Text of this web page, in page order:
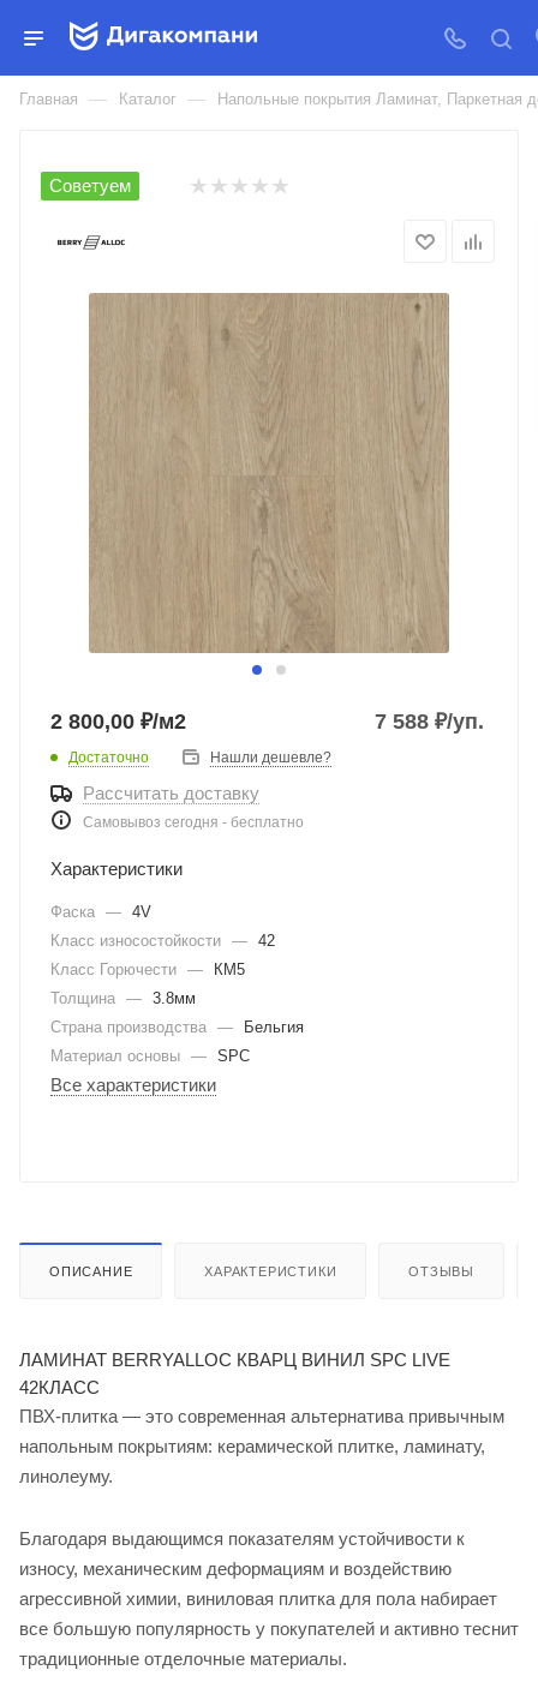
ЛАМИНАТ BERRYALLOC КВАРЦ
ВИНИЛ SPC LIVE
Главная — Каталог — Напольные покрытия Ламинат, Паркетная
Советуем
2 800,00 ₽/м2 7 588 ₽/уп.
Достаточно Нашли дешевле?
Рассчитать доставку
Самовывоз сегодня - бесплатно
Характеристики
Фаска — 4V
Класс износостойкости — 42
Класс Горючести —
КМ5
Толщина — 3.8мм
Страна производства —
Бельгия
Материал основы — SPC
Все характеристики
ОПИСАНИЕ ХАРАКТЕРИСТИКИ ОТЗЫВЫ
ЛАМИНАТ BERRYALLOC КВАРЦ ВИНИЛ SPC LIVE
42КЛАСС
ПВХ-плитка — это современная альтернатива привычным
напольным покрытиям: керамической плитке, ламинату,
линолеуму.
Благодаря выдающимся показателям устойчивости к
износу, механическим деформациям и воздействию
агрессивной химии, виниловая плитка для пола набирает
все большую популярность у покупателей и активно теснит
традиционные отделочные материалы.